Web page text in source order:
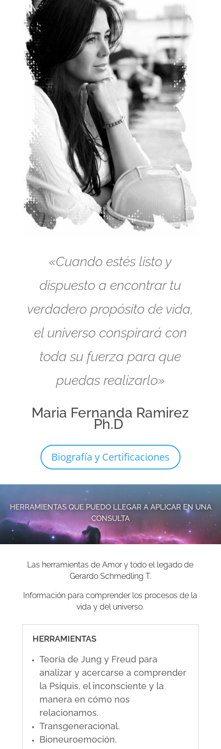
«Cuando estés listo y
dispuesto a encontrar tu
verdadero propósito de vida,
el universo conspirará con
toda su fuerza para que
puedas realizarlo»
Maria Fernanda Ramirez
Ph.D
Biografía y Certificaciones
HERRAMIENTAS QUE PUEDO LLEGAR A APLICAR EN UNA
CONSULTA
Las herramientas de Amor y todo el legado de
Gerardo Schmedling T.
Información para comprender los procesos de la
vida y del universo.
HERRAMIENTAS
Teoría de Jung y Freud para
analizar y acercarse a comprender
la Psiquis, el inconsciente y la
manera en cómo nos
relacionamos.
Transgeneracional.
Bioneuroemoción.